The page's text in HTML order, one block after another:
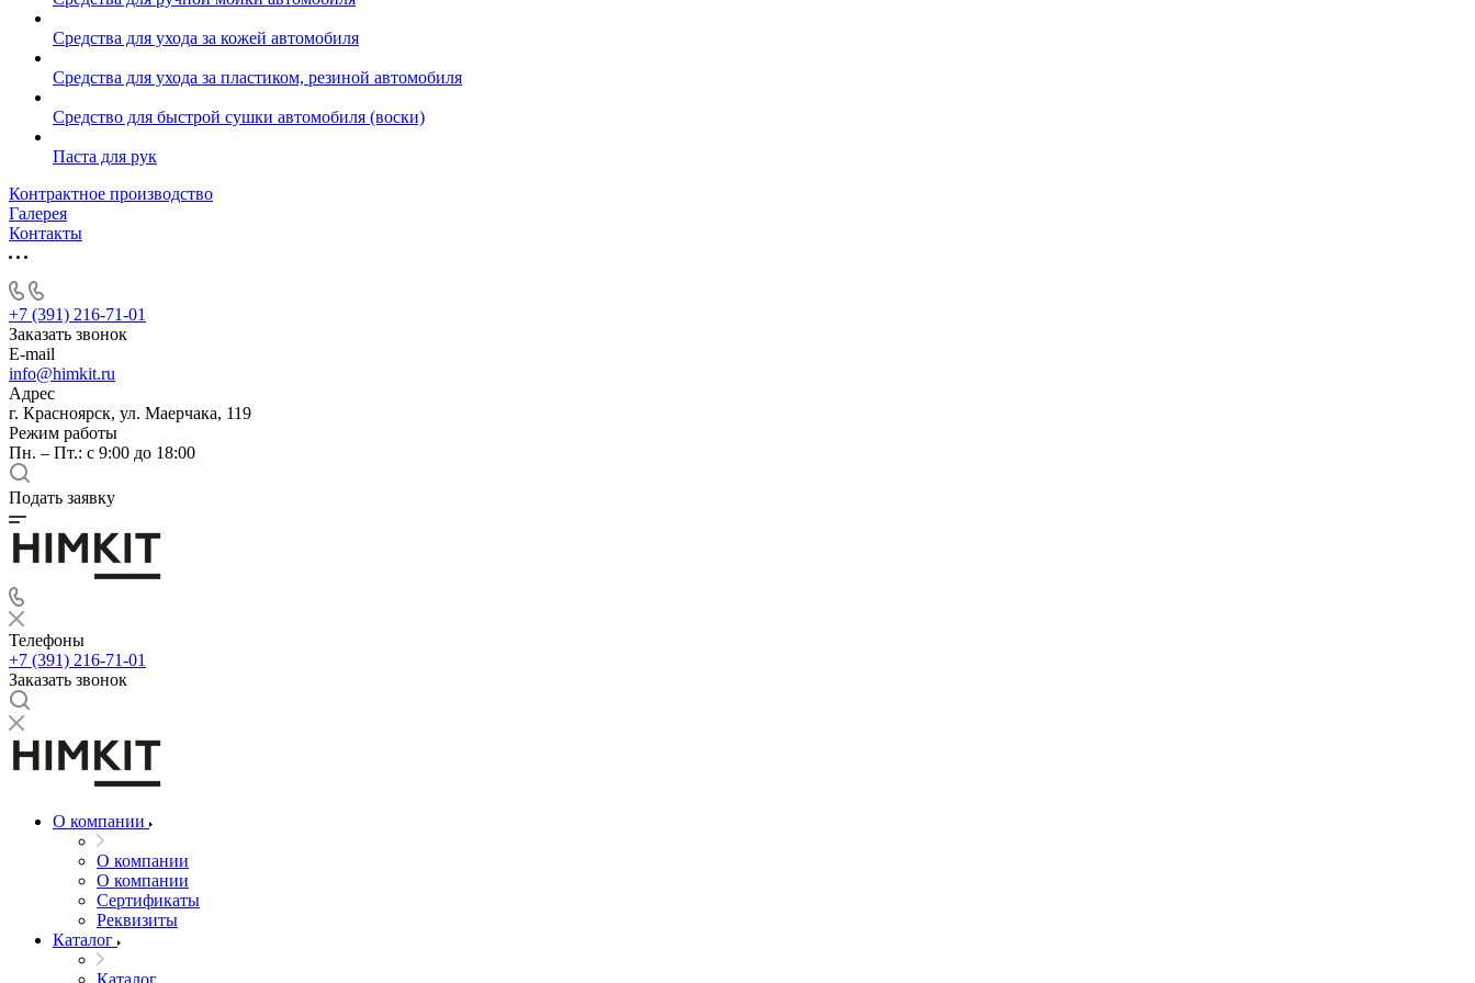
Средства для ухода за кожей автомобиля
Средства для ухода за пластиком, резиной автомобиля
Средство для быстрой сушки автомобиля (воски)
Паста для рук
Контрактное производство
Галерея
Контакты
+7 (391) 216-71-01
Заказать звонок
E-mail
info@himkit.ru
Адрес
г. Красноярск, ул. Маерчака, 119
Режим работы
Пн. – Пт.: с 9:00 до 18:00
Подать заявку
Телефоны
+7 (391) 216-71-01
Заказать звонок
О компании
О компании
О компании
Сертификаты
Реквизиты
Каталог
Каталог